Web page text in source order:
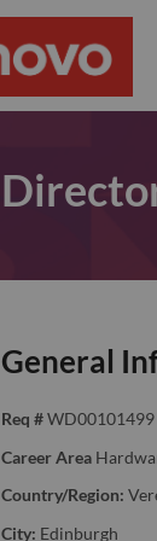
General
Req # WD00101499
Career Area
Country/Region:
City: Edinburgh